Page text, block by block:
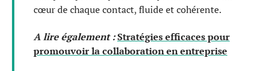
cœur de chaque contact, fluide et cohérente.
A lire également :Stratégies efficaces pour
promouvoir la collaboration en entreprise